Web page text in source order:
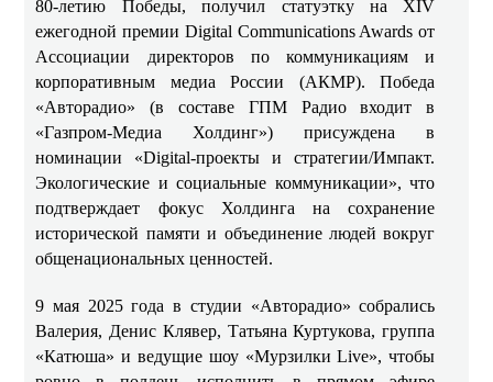
80-летию Победы, получил статуэтку на XIV
ежегодной премии Digital Communications Awards от
Ассоциации директоров по коммуникациям и
корпоративным медиа России (АКМР). Победа
«Авторадио» (в составе ГПМ Радио входит в
«Газпром-Медиа Холдинг») присуждена в
номинации «Digital-проекты и стратегии/Импакт.
Экологические и социальные коммуникации», что
подтверждает фокус Холдинга на сохранение
исторической памяти и объединение людей вокруг
общенациональных ценностей.
9 мая 2025 года в студии «Авторадио» собрались
Валерия, Денис Клявер, Татьяна Куртукова, группа
«Катюша» и ведущие шоу «Мурзилки Live», чтобы